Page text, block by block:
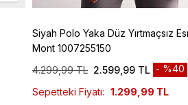
Siyah Polo Yaka Düz Yırtmaçsız
Mont 1007255150
4.299,99 TL 2.599,99 TL
%40
Sepetteki Fiyatı: 1.299,99 TL